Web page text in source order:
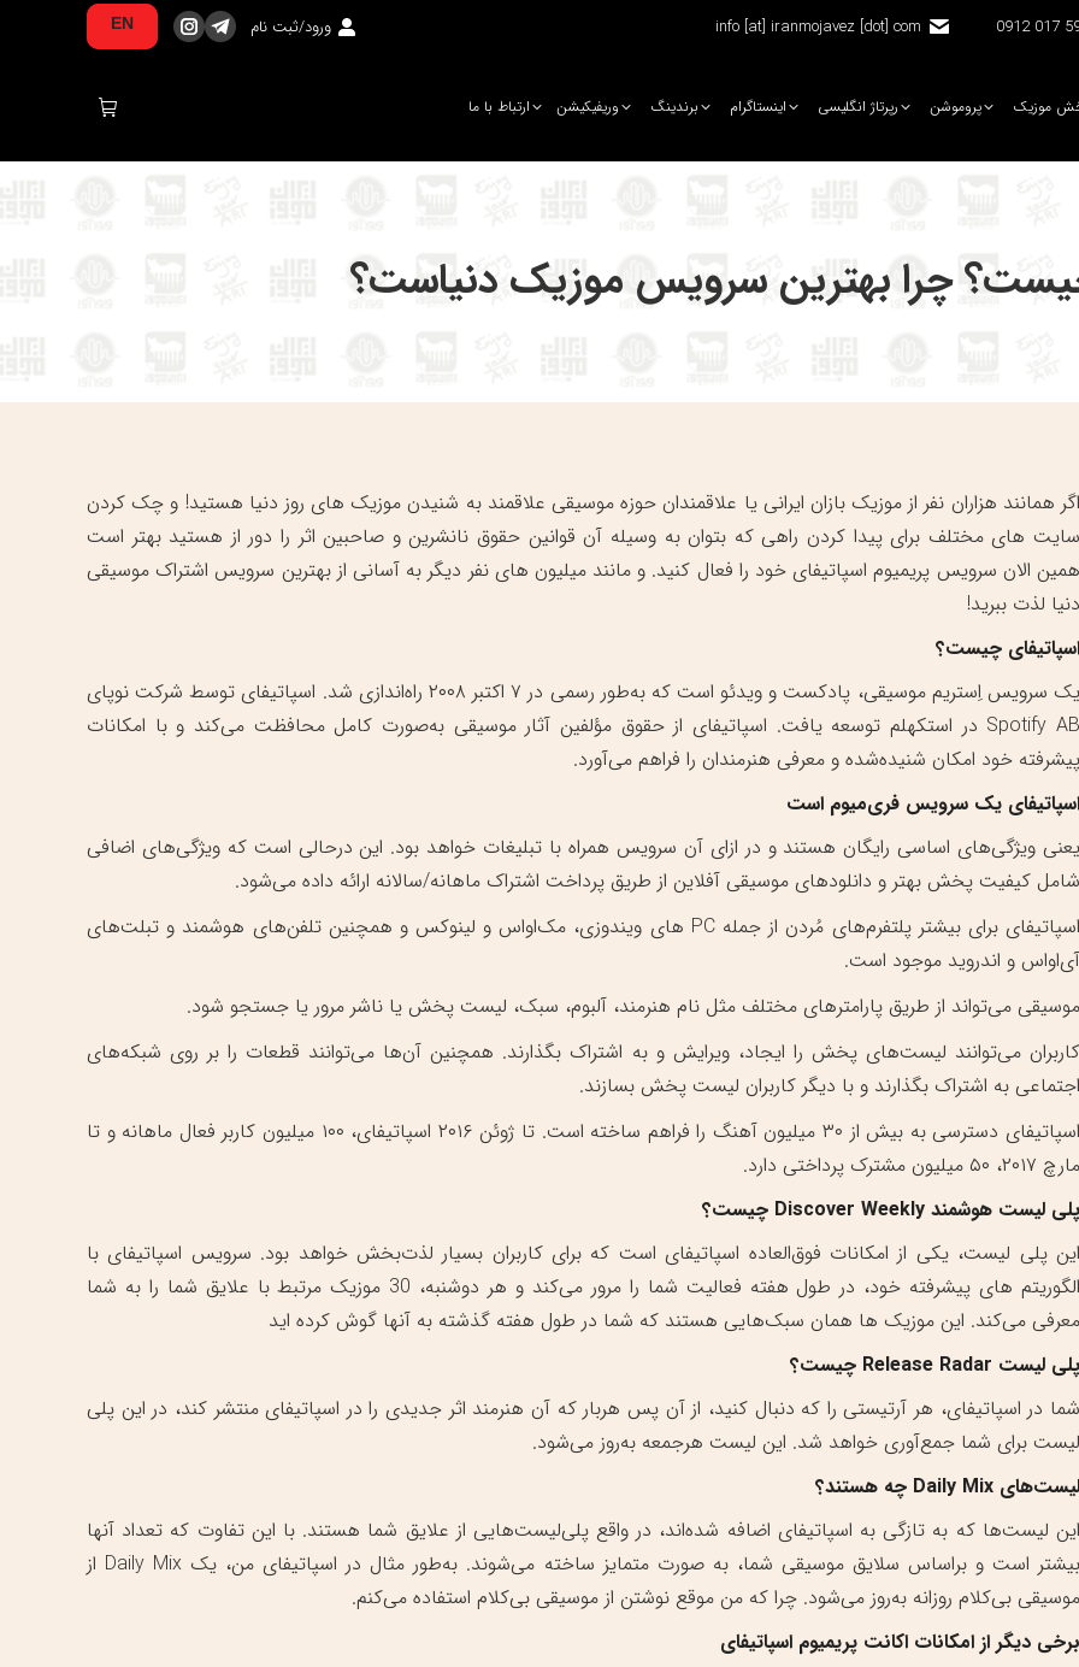
info [at] iranmojavez [dot] com ورود/ثبت نام
تلگرام
جدید
اینستاگرام
جدید
EN
موزیک پروموشن رپرتاژ انگلیسی اینستاگرام برندینگ وریفیکیشن ارتباط با ما
چرا بهترین سرویس موزیک دنیاست؟
اگر همانند هزاران نفر از موزیک بازان ایرانی یا علاقمندان حوزه موسیقی علاقمند به شنیدن موزیک های روز دنیا هستید! و چک کردن
سایت های مختلف برای پیدا کردن راهی که بتوان به وسیله آن قوانین حقوق نانشرین و صاحبین اثر را دور از هستید بهتر است
همین الان سرویس پریمیوم اسپاتیفای خود را فعال کنید. و مانند میلیون های نفر دیگر به آسانی از بهترین سرویس اشتراک موسیقی
دنیا لذت ببرید!
اسپاتیفای چیست؟
یک سرویس اِستریم موسیقی، پادکست و ویدئو است که به‌طور رسمی در ۷ اکتبر ۲۰۰۸ راه‌اندازی شد. اسپاتیفای توسط شرکت نوپای
Spotify AB در استکهلم توسعه یافت. اسپاتیفای از حقوق مؤلفین آثار موسیقی به‌صورت کامل محافظت می‌کند و با امکانات
پیشرفته خود امکان شنیده‌شده و معرفی هنرمندان را فراهم می‌آورد.
اسپاتیفای یک سرویس فری‌میوم است
یعنی ویژگی‌های اساسی رایگان هستند و در ازای آن سرویس همراه با تبلیغات خواهد بود. این درحالی است که ویژگی‌های اضافی
شامل کیفیت پخش بهتر و دانلودهای موسیقی آفلاین از طریق پرداخت اشتراک ماهانه/سالانه ارائه داده می‌شود.
اسپاتیفای برای بیشتر پلتفرم‌های مُردن از جمله PC های ویندوزی، مک‌اواس و لینوکس و همچنین تلفن‌های هوشمند و تبلت‌های
آی‌اواس و اندروید موجود است.
موسیقی می‌تواند از طریق پارامترهای مختلف مثل نام هنرمند، آلبوم، سبک، لیست پخش یا ناشر مرور یا جستجو شود.
کاربران می‌توانند لیست‌های پخش را ایجاد، ویرایش و به اشتراک بگذارند. همچنین آن‌ها می‌توانند قطعات را بر روی شبکه‌های
اجتماعی به اشتراک بگذارند و با دیگر کاربران لیست پخش بسازند.
اسپاتیفای دسترسی به بیش از ۳۰ میلیون آهنگ را فراهم ساخته است. تا ژوئن ۲۰۱۶ اسپاتیفای، ۱۰۰ میلیون کاربر فعال ماهانه و تا
مارچ ۲۰۱۷، ۵۰ میلیون مشترک پرداختی دارد.
پلی لیست هوشمند Discover Weekly چیست؟
این پلی لیست، یکی از امکانات فوق‌العاده اسپاتیفای است که برای کاربران بسیار لذت‌بخش خواهد بود. سرویس اسپاتیفای با
الگوریتم های پیشرفته خود، در طول هفته فعالیت شما را مرور می‌کند و هر دوشنبه، 30 موزیک مرتبط با علایق شما را به شما
معرفی می‌کند. این موزیک ها همان سبک‌هایی هستند که شما در طول هفته گذشته به آنها گوش کرده اید
پلی لیست Release Radar چیست؟
شما در اسپاتیفای، هر آرتیستی را که دنبال کنید، از آن پس هربار که آن هنرمند اثر جدیدی را در اسپاتیفای منتشر کند، در این پلی
لیست برای شما جمع‌آوری خواهد شد. این لیست هرجمعه به‌روز می‌شود.
لیست‌های Daily Mix چه هستند؟
این لیست‌ها که به تازگی به اسپاتیفای اضافه شده‌اند، در واقع پلی‌لیست‌هایی از علایق شما هستند. با این تفاوت که تعداد آنها
بیشتر است و براساس سلایق موسیقی شما، به صورت متمایز ساخته می‌شوند. به‌طور مثال در اسپاتیفای من، یک Daily Mix از
موسیقی بی‌کلام روزانه به‌روز می‌شود. چرا که من موقع نوشتن از موسیقی بی‌کلام استفاده می‌کنم.
برخی دیگر از امکانات اکانت پریمیوم اسپاتیفای